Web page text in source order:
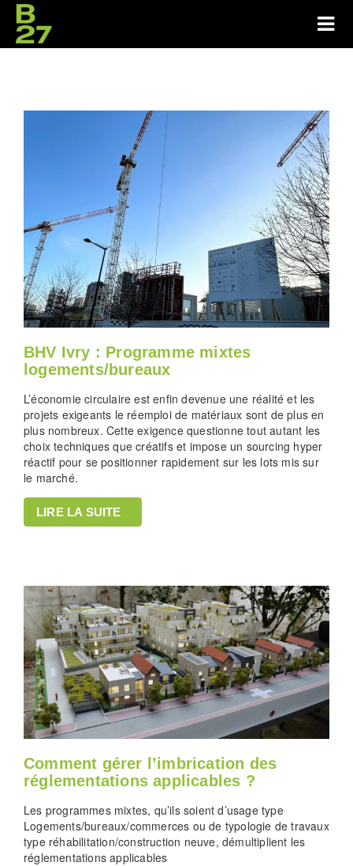
BHV Ivry : Programme mixtes
logements/bureaux
L’économie circulaire est enfin devenue une réalité et les
projets exigeants le réemploi de matériaux sont de plus en
plus nombreux. Cette exigence questionne tout autant les
choix techniques que créatifs et impose un sourcing hyper
réactif pour se positionner rapidement sur les lots mis sur
le marché.
LIRE LA SUITE
Comment gérer l’imbrication des
réglementations applicables ?
Les programmes mixtes, qu’ils soient d’usage type
Logements/bureaux/commerces ou de typologie de travaux
type réhabilitation/construction neuve, démultiplient les
réglementations applicables